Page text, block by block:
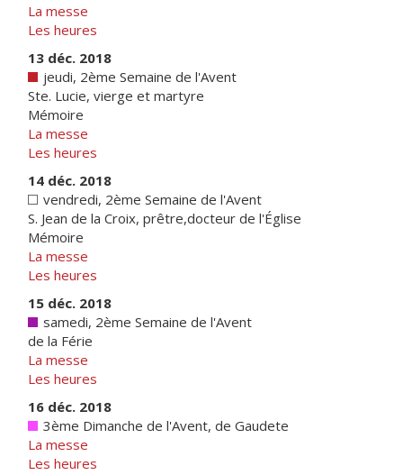
La messe
Les heures
13 déc. 2018
jeudi, 2ème Semaine de l'Avent
Ste. Lucie, vierge et martyre
Mémoire
La messe
Les heures
14 déc. 2018
vendredi, 2ème Semaine de l'Avent
S. Jean de la Croix, prêtre,docteur de l'Église
Mémoire
La messe
Les heures
15 déc. 2018
samedi, 2ème Semaine de l'Avent
de la Férie
La messe
Les heures
16 déc. 2018
3ème Dimanche de l'Avent, de Gaudete
La messe
Les heures